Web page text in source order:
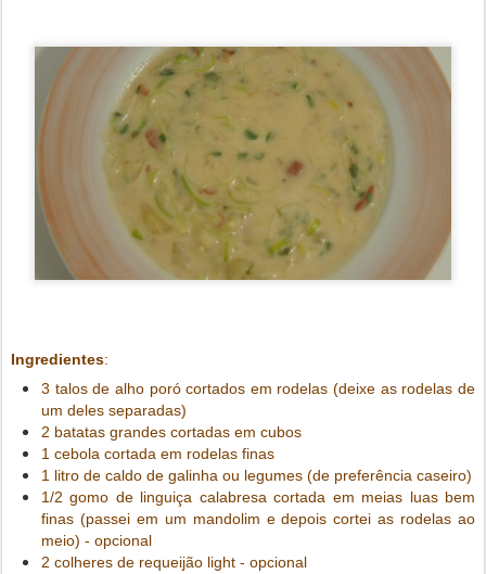
Ingredientes:
3 talos de alho poró cortados em rodelas (deixe as rodelas de
um deles separadas)
2 batatas grandes cortadas em cubos
1 cebola cortada em rodelas finas
1 litro de caldo de galinha ou legumes (de preferência caseiro)
1/2 gomo de linguiça calabresa cortada em meias luas bem
finas (passei em um mandolim e depois cortei as rodelas ao
meio) - opcional
2 colheres de requeijão light - opcional